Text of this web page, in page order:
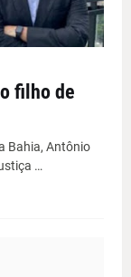
filho de
Bahia, Antônio
…